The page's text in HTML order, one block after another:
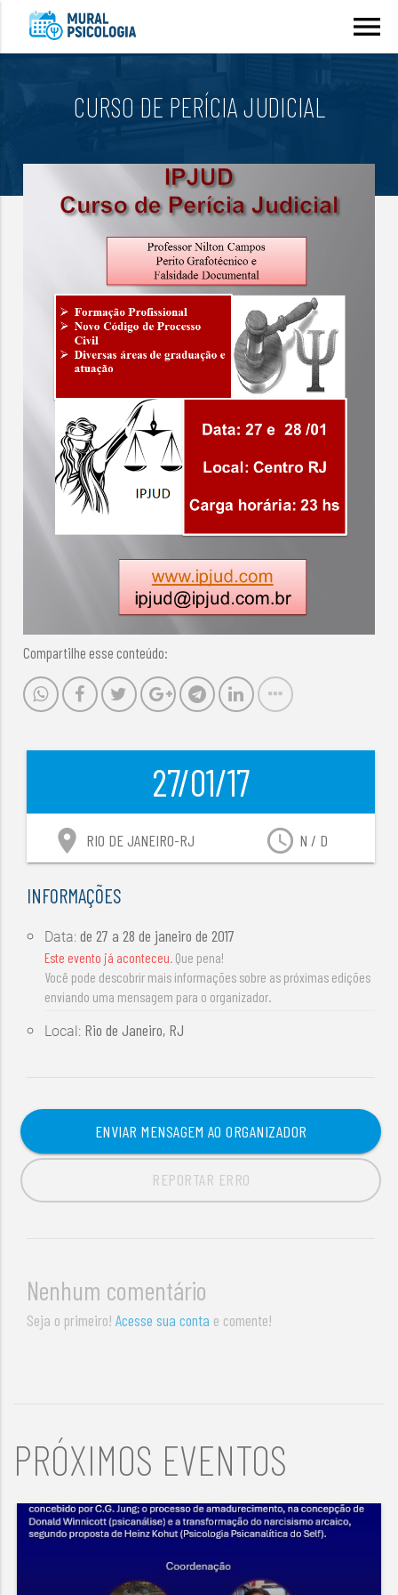
menu
CURSO DE PERÍCIA JUDICIAL
Compartilhe esse conteúdo:
27/01/17
access_time N / D
location_on RIO DE JANEIRO-RJ
INFORMAÇÕES
Data:de 27 a 28 de janeiro de 2017
Este evento já aconteceu. Que pena!
Você pode descobrir mais informações sobre as próximas edições
enviando uma mensagem para o organizador.
Local: Rio de Janeiro, RJ
ENVIAR MENSAGEM AO ORGANIZADOR
REPORTAR ERRO
Nenhum comentário
Seja o primeiro!Acesse sua conta e comente!
PRÓXIMOS EVENTOS